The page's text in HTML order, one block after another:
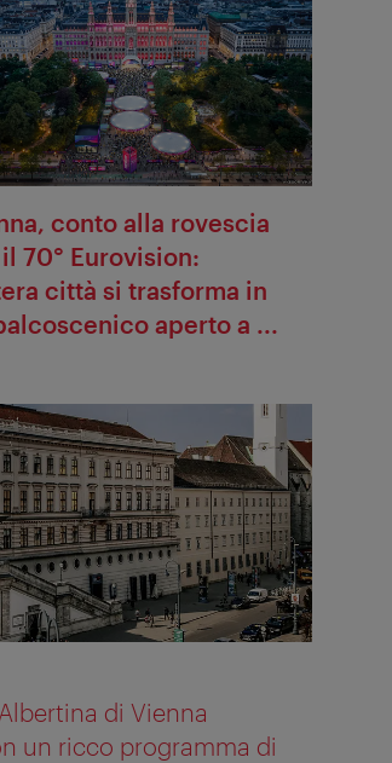
conto alla rovescia
70° Eurovision:
città si trasforma in
aperto a ...
di Vienna
un ricco programma di